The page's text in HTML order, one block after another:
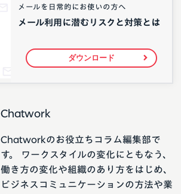
メールを日常的にお使いの方へ
メール利用に潜むリスクと対策とは
ダウンロード
Chatwork
Chatworkのお役立ちコラム編集部で
す。 ワークスタイルの変化にともなう、
働き方の変化や組織のあり方をはじめ、
ビジネスコミュニケーションの方法や業